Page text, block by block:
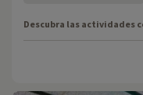
Descubra las actividades